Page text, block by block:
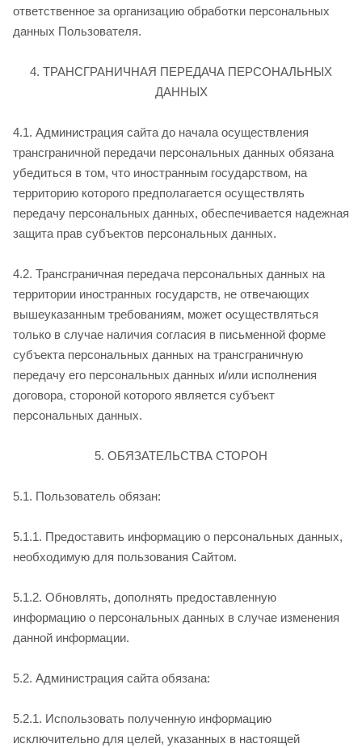
ответственное за организацию обработки персональных
данных Пользователя.
4. ТРАНСГРАНИЧНАЯ ПЕРЕДАЧА ПЕРСОНАЛЬНЫХ
ДАННЫХ
4.1. Администрация сайта до начала осуществления
трансграничной передачи персональных данных обязана
убедиться в том, что иностранным государством, на
территорию которого предполагается осуществлять
передачу персональных данных, обеспечивается надежная
защита прав субъектов персональных данных.
4.2. Трансграничная передача персональных данных на
территории иностранных государств, не отвечающих
вышеуказанным требованиям, может осуществляться
только в случае наличия согласия в письменной форме
субъекта персональных данных на трансграничную
передачу его персональных данных и/или исполнения
договора, стороной которого является субъект
персональных данных.
5. ОБЯЗАТЕЛЬСТВА СТОРОН
5.1. Пользователь обязан:
5.1.1. Предоставить информацию о персональных данных,
необходимую для пользования Сайтом.
5.1.2. Обновлять, дополнять предоставленную
информацию о персональных данных в случае изменения
данной информации.
5.2. Администрация сайта обязана:
5.2.1. Использовать полученную информацию
исключительно для целей, указанных в настоящей